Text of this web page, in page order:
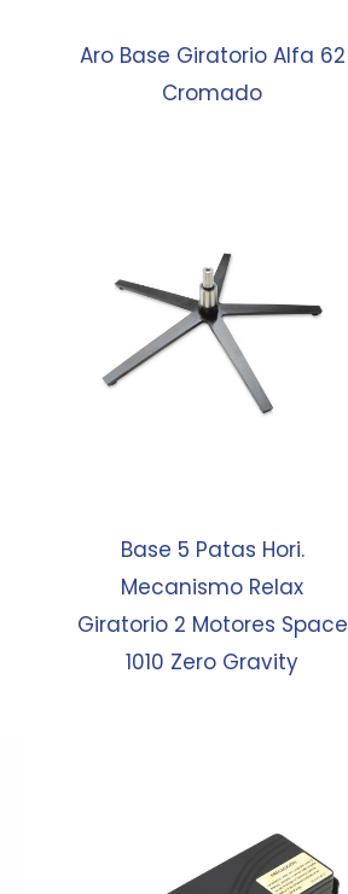
Aro Base Giratorio Alfa 62
Cromado
Base 5 Patas Hori.
Mecanismo Relax
Giratorio 2 Motores Space
1010 Zero Gravity